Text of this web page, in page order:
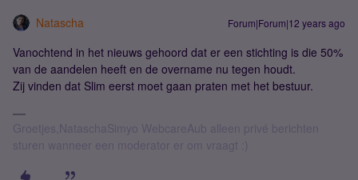
Natascha Forum|Forum|12 years ago
Vanochtend in het nieuws gehoord dat er een stichting is die 50%
van de aandelen heeft en de overname nu tegen houdt.
Zij vinden dat Slim eerst moet gaan praten met het bestuur.
Groetjes,NataschaSimyo WebcareAub alleen privé berichten
sturen wanneer een moderator er om vraagt :)